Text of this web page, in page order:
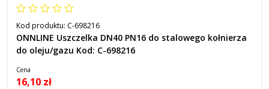
Kod produktu: C-698216
ONNLINE Uszczelka DN40 PN16 do stalowego kołnierza
do oleju/gazu Kod: C-698216
Cena
16,10 zł